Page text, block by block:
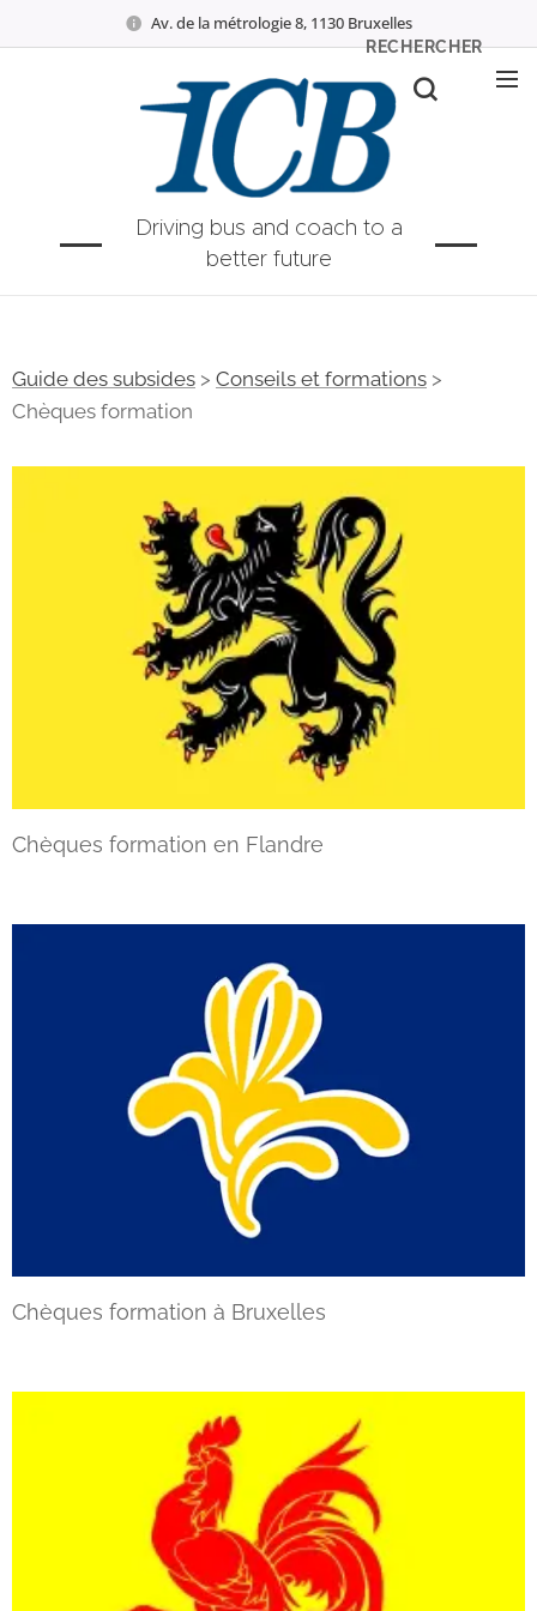
Av. de la métrologie 8, 1130 Bruxelles
Driving bus and coach to a
better future
RECHERCHER
Guide des subsides > Conseils et formations >
Chèques formation
Chèques formation en Flandre
Chèques formation à Bruxelles